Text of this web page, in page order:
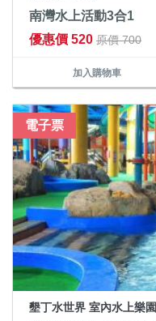
南灣水上活動3合1
優惠價 520 原價 700
加入購物車
電子票
墾丁水世界 室內水上樂園